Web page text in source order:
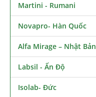
Martini - Rumani
Novapro- Hàn Quốc
Alfa Mirage – Nhật Bản
Labsil - Ấn Độ
Isolab- Đức